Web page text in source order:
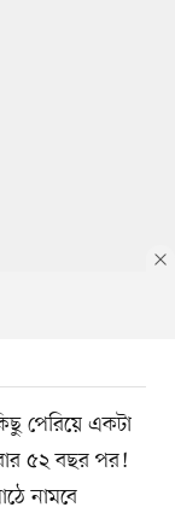
পেরিয়ে একটা
৫২ বছর পর!
নামবে